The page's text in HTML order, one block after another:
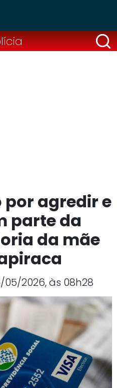
por agredir e
parte da
da mãe
2026, às 08h28